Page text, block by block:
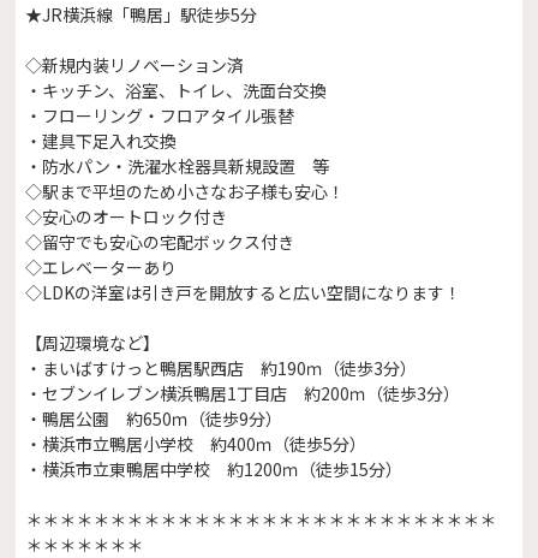
★JR横浜線「鴨居」駅徒歩5分
◇新規内装リノベーション済
・キッチン、浴室、トイレ、洗面台交換
・フローリング・フロアタイル張替
・建具下足入れ交換
・防水パン・洗濯水栓器具新規設置 等
◇駅まで平坦のため小さなお子様も安心！
◇安心のオートロック付き
◇留守でも安心の宅配ボックス付き
◇エレベーターあり
◇LDKの洋室は引き戸を開放すると広い空間になります！
【周辺環境など】
・まいばすけっと鴨居駅西店 約190ｍ（徒歩3分）
・セブンイレブン横浜鴨居1丁目店 約200ｍ（徒歩3分）
・鴨居公園 約650ｍ（徒歩9分）
・横浜市立鴨居小学校 約400ｍ（徒歩5分）
・横浜市立東鴨居中学校 約1200ｍ（徒歩15分）
＊＊＊＊＊＊＊＊＊＊＊＊＊＊＊＊＊＊＊＊＊＊＊＊＊＊＊＊
＊＊＊＊＊＊＊